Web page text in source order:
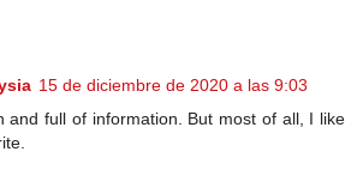
15 de diciembre de 2020 a las 9:03
and full of information. But most of all, I like